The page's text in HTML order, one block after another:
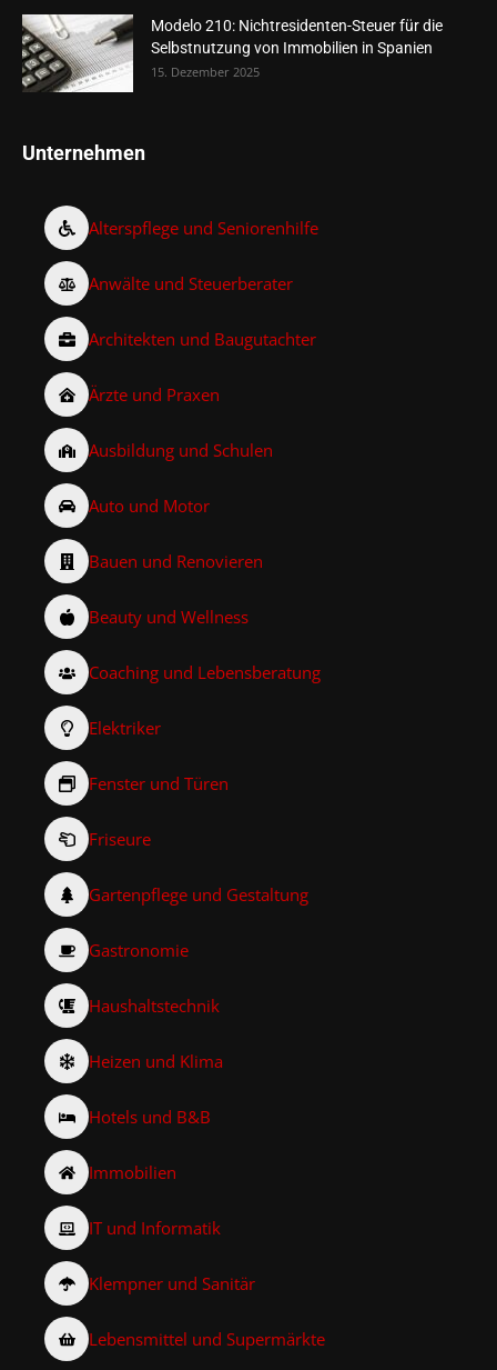
Modelo 210: Nichtresidenten-Steuer für die
Selbstnutzung von Immobilien in Spanien
15. Dezember 2025
Unternehmen
Alterspflege und Seniorenhilfe
Anwälte und Steuerberater
Architekten und Baugutachter
Ärzte und Praxen
Ausbildung und Schulen
Auto und Motor
Bauen und Renovieren
Beauty und Wellness
Coaching und Lebensberatung
Elektriker
Fenster und Türen
Friseure
Gartenpflege und Gestaltung
Gastronomie
Haushaltstechnik
Heizen und Klima
Hotels und B&B
Immobilien
IT und Informatik
Klempner und Sanitär
Lebensmittel und Supermärkte